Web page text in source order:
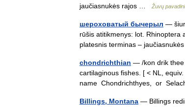
jaučiasnukės rajos …
Žuvų
шероховатый бычерыл —
rūšis atitikmenys: lot.
platesnis terminas –
chondrichthian — /kon drik thee
cartilaginous fishes. [ < NL,
name Chondrichthyes, or
Billings, Montana — Billings